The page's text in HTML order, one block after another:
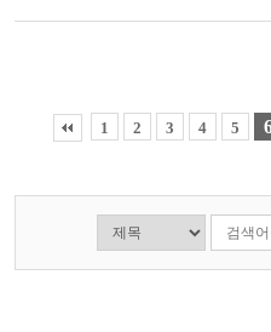
1 2 3 4 5